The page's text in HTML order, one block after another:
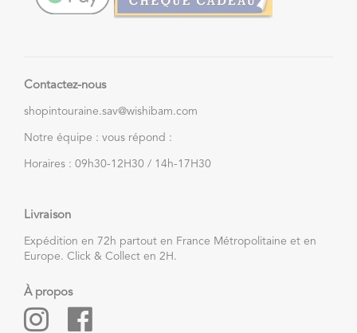
Contactez-nous
shopintouraine.sav@wishibam.com
Notre équipe : vous répond :
Horaires : 09h30-12H30 / 14h-17H30
Livraison
Expédition en 72h partout en France Métropolitaine et en
Europe. Click & Collect en 2H.
À propos